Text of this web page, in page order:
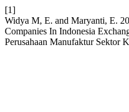
[1]
Widya M, E. and Maryanti, E.
Companies In Indonesia
Perusahaan Manufaktur Sektor